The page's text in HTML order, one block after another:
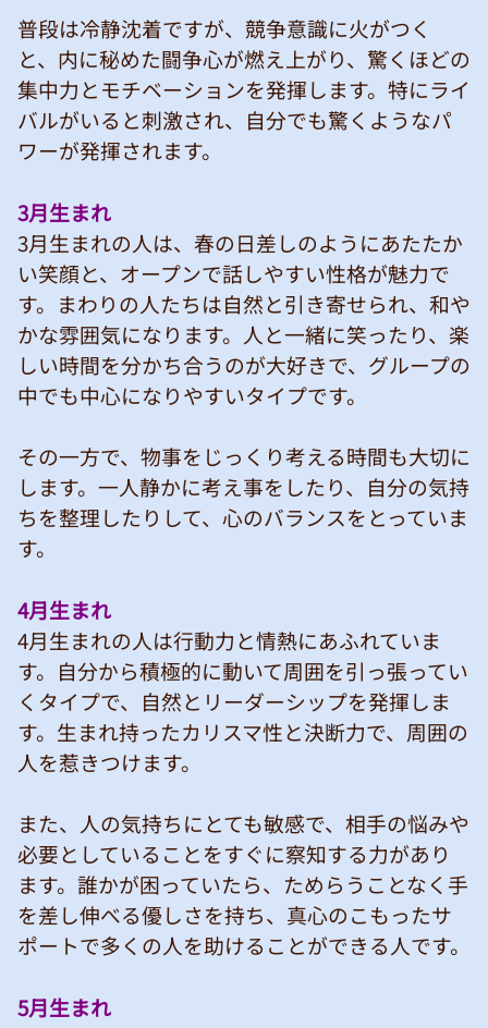
普段は冷静沈着ですが、競争意識に火がつく
と、内に秘めた闘争心が燃え上がり、驚くほどの
集中力とモチベーションを発揮します。特にライ
バルがいると刺激され、自分でも驚くようなパ
ワーが発揮されます。
3月生まれ
3月生まれの人は、春の日差しのようにあたたか
い笑顔と、オープンで話しやすい性格が魅力で
す。まわりの人たちは自然と引き寄せられ、和や
かな雰囲気になります。人と一緒に笑ったり、楽
しい時間を分かち合うのが大好きで、グループの
中でも中心になりやすいタイプです。
その一方で、物事をじっくり考える時間も大切に
します。一人静かに考え事をしたり、自分の気持
ちを整理したりして、心のバランスをとっていま
す。
4月生まれ
4月生まれの人は行動力と情熱にあふれていま
す。自分から積極的に動いて周囲を引っ張ってい
くタイプで、自然とリーダーシップを発揮しま
す。生まれ持ったカリスマ性と決断力で、周囲の
人を惹きつけます。
また、人の気持ちにとても敏感で、相手の悩みや
必要としていることをすぐに察知する力があり
ます。誰かが困っていたら、ためらうことなく手
を差し伸べる優しさを持ち、真心のこもったサ
ポートで多くの人を助けることができる人です。
5月生まれ